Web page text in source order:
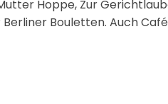
Hoppe, Zur
Bouletten. Auch